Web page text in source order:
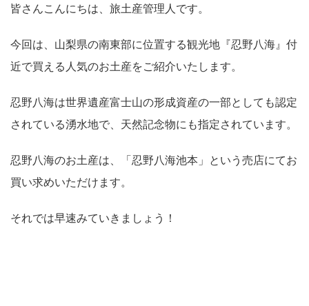
皆さんこんにちは、旅土産管理人です。
今回は、山梨県の南東部に位置する観光地『忍野八海』付
近で買える人気のお土産をご紹介いたします。
忍野八海は世界遺産富士山の形成資産の一部としても認定
されている湧水地で、天然記念物にも指定されています。
忍野八海のお土産は、「忍野八海池本」という売店にてお
買い求めいただけます。
それでは早速みていきましょう！